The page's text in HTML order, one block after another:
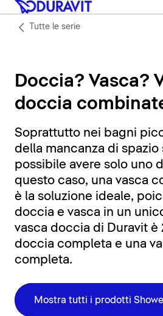
Tutte le serie
Doccia? Vasca?
doccia
Soprattutto nei bagni
della mancanza di spazio
possibile avere solo uno
questo caso, una vasca
è la soluzione ideale,
doccia e vasca in un
vasca doccia di Duravit è
doccia completa e una
completa.
Mostra tutti i prodotti